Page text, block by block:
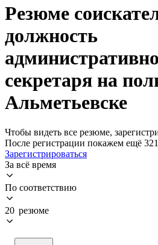
Резюме
должность
секретаря на
Альметьевске
Чтобы видеть все резюме,
После регистрации покажем ещё
Зарегистрироваться
За всё время
По соответствию
20 резюме